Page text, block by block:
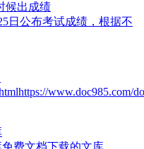
候出成绩
日公布考试成绩，根据不
www.doc985.com/
费文档下载的文库